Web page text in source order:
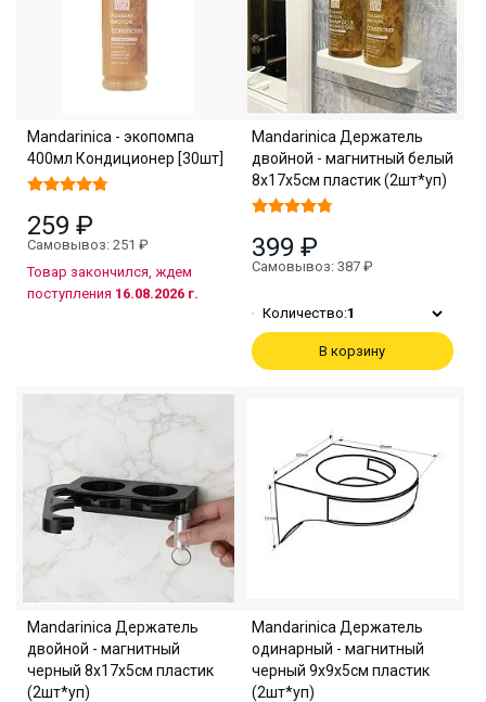
Mandarinica - экопомпа
400мл Кондиционер [30шт]
259 ₽
Самовывоз: 251 ₽
Товар закончился, ждем
поступления 16.08.2026 г.
Mandarinica Держатель
двойной - магнитный белый
8х17х5см пластик (2шт*уп)
399 ₽
Самовывоз: 387 ₽
Количество:1
В корзину
Mandarinica Держатель
двойной - магнитный
черный 8х17х5см пластик
(2шт*уп)
Mandarinica Держатель
одинарный - магнитный
черный 9х9х5см пластик
(2шт*уп)